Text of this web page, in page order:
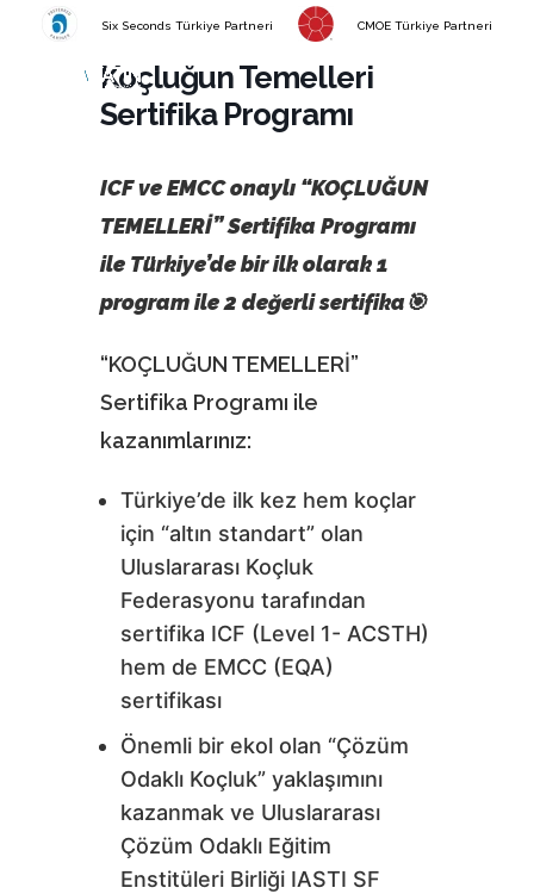
Six Seconds Türkiye Partneri CMOE Türkiye Partneri
Koçluğun Temelleri
Sertifika Programı
ICF ve EMCC onaylı “KOÇLUĞUN
TEMELLERİ” Sertifika Programı
ile Türkiye’de bir ilk olarak 1
program ile 2 değerli sertifika🎯
“KOÇLUĞUN TEMELLERİ”
Sertifika Programı ile
kazanımlarınız:
Türkiye’de ilk kez hem koçlar
için “altın standart” olan
Uluslararası Koçluk
Federasyonu tarafından
sertifika ICF (Level 1- ACSTH)
hem de EMCC (EQA)
sertifikası
Önemli bir ekol olan “Çözüm
Odaklı Koçluk” yaklaşımını
kazanmak ve Uluslararası
Çözüm Odaklı Eğitim
Enstitüleri Birliği IASTI SF